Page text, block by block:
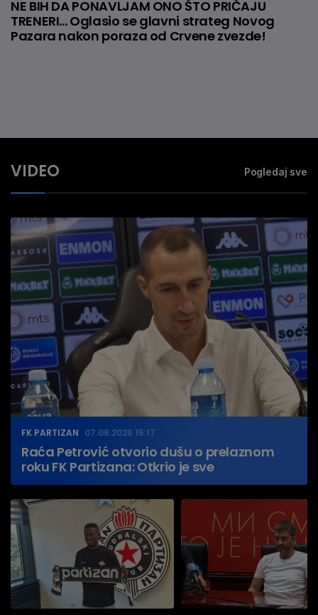
NE BIH DA PONAVLJAM ONO ŠTO PRIČAJU
TRENERI... Oglasio se glavni strateg Novog
Pazara nakon poraza od Crvene zvezde!
VIDEO Pogledaj sve
FK PARTIZAN 07.08.2026 15:17
Raća Petrović otvorio dušu o prelaznom
roku FK Partizana: Otkrio je sve